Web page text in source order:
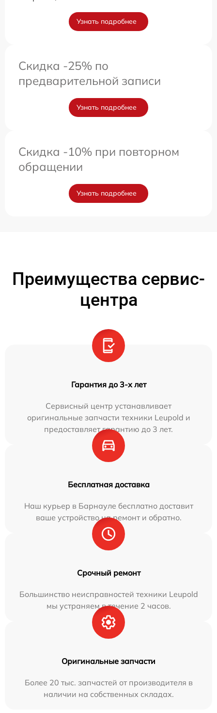
Узнать подробнее
Скидка -25% по
предварительной записи
Узнать подробнее
Скидка -10% при повторном
обращении
Узнать подробнее
Преимущества сервис-
центра
Гарантия до 3-х лет
Сервисный центр устанавливает
оригинальные запчасти техники Leupold и
предоставляет гарантию до 3 лет.
Бесплатная доставка
Наш курьер в Барнауле бесплатно доставит
ваше устройство на ремонт и обратно.
Срочный ремонт
Большинство неисправностей техники Leupold
мы устраняем в течение 2 часов.
Оригинальные запчасти
Более 20 тыс. запчастей от производителя в
наличии на собственных складах.